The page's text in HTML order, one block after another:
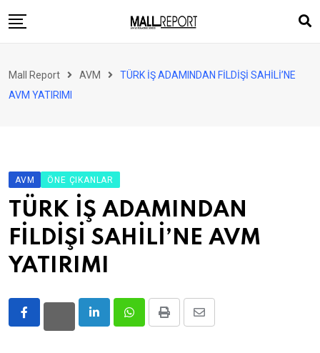
to
Perakende
Ürün ve Hizmet
Enerji
Haber
Gündem
Mall Report AVM
TÜRK İŞ ADAMINDAN FİLDİŞİ SAHİLİ’NE
AVM YATIRIMI
AVM ÖNE ÇIKANLAR
TÜRK İŞ ADAMINDAN
FİLDİŞİ SAHİLİ’NE AVM
YATIRIMI
LinkedInWhatsappPrint
Share